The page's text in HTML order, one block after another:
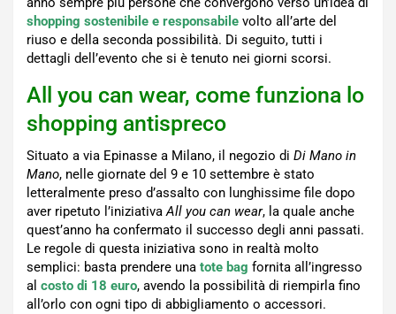
shopping sostenibile e responsabile volto all’arte del
riuso e della seconda possibilità. Di seguito, tutti i
dettagli dell’evento che si è tenuto nei giorni scorsi.
All you can wear, come funziona lo
shopping antispreco
Situato a via Epinasse a Milano, il negozio di Di Mano in
Mano, nelle giornate del 9 e 10 settembre è stato
letteralmente preso d’assalto con lunghissime file dopo
aver ripetuto l’iniziativaAll you can wear, la quale anche
quest’anno ha confermato il successo degli anni passati.
Le regole di questa iniziativa sono in realtà molto
semplici: basta prendere una tote bag fornita all’ingresso
al costo di 18 euro, avendo la possibilità di riempirla fino
all’orlo con ogni tipo di abbigliamento o accessori.